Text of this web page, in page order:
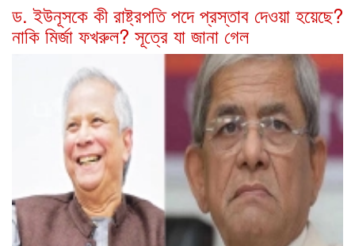
ড. ইউনূসকে কী রাষ্ট্রপতি পদে প্রস্তাব দেওয়া হয়েছে?
নাকি মির্জা ফখরুল? সূত্রে যা জানা গেল